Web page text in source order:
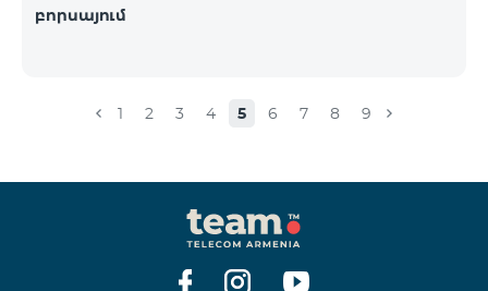
բորսայում
1 2 3 4 5 6 7 8 9